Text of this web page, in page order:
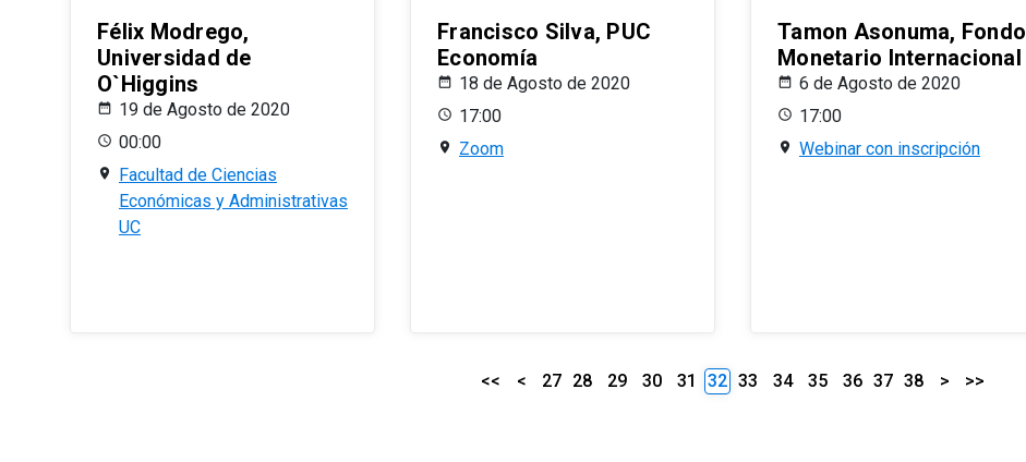
Félix Modrego,
Universidad de
O`Higgins
19 de Agosto de 2020
00:00
Facultad de Ciencias
Económicas y Administrativas
UC
Francisco Silva, PUC
Economía
18 de Agosto de 2020
17:00
Zoom
Tamon Asonuma, Fondo
Monetario Internacional
6 de Agosto de 2020
17:00
Webinar con inscripción
<< < 27 28 29 30 31 32 33 34 35 36 37 38 > >>